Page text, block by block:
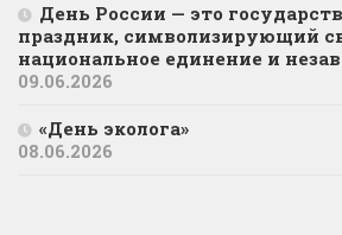
День России — это
праздник, символизирующий
национальное единение и
09.06.2026
«День эколога»
08.06.2026